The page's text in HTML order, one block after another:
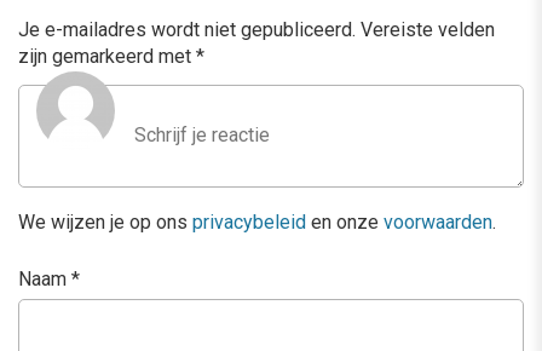
Je e-mailadres wordt niet gepubliceerd. Vereiste velden
zijn gemarkeerd met *
We wijzen je op ons privacybeleid en onze voorwaarden.
Naam *